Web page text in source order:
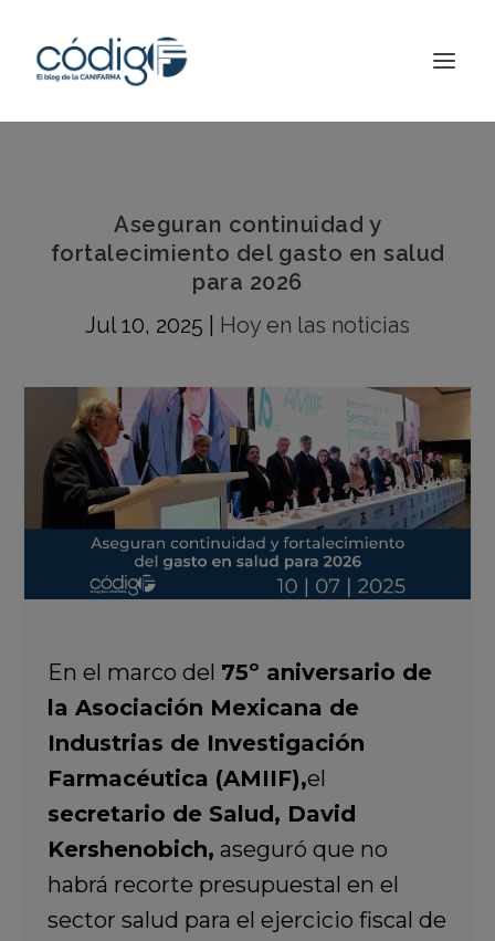
Aseguran continuidad y
fortalecimiento del gasto en salud
para 2026
Jul 10, 2025
Hoy en las noticias
En el marco del 75º aniversario de
la Asociación Mexicana de
Industrias de Investigación
Farmacéutica (AMIIF),el
secretario de Salud, David
Kershenobich, aseguró que no
habrá recorte presupuestal en el
sector salud para el ejercicio fiscal de